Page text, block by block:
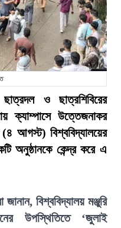
ও ছাত্রশিবিরের
ক্যাম্পাসে উত্তেজনাকর
(৪ আগস্ট) বিশ্ববিদ্যালয়ের
অনুষ্ঠানকে কেন্দ্র করে এ
বিশ্ববিদ্যালয় মঞ্জুরি
উপস্থিতিতে ‘জুলাই